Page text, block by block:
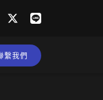
繫我們